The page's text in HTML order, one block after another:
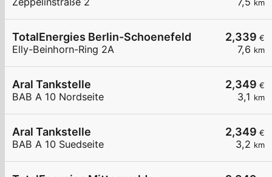
km
2,339 €
7,6 km
TotalEnergies Berlin-Schoenefeld
Elly-Beinhorn-Ring 2A
2,349 €
3,1 km
Aral Tankstelle
BAB A 10 Nordseite
2,349 €
3,2 km
Aral Tankstelle
BAB A 10 Suedseite